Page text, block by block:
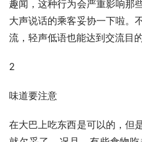
趣闻，这种行为会严重影响那
大声说话的乘客妥协一下啦。
流，轻声低语也能达到交流目的
2
味道要注意
在大巴上吃东西是可以的，但